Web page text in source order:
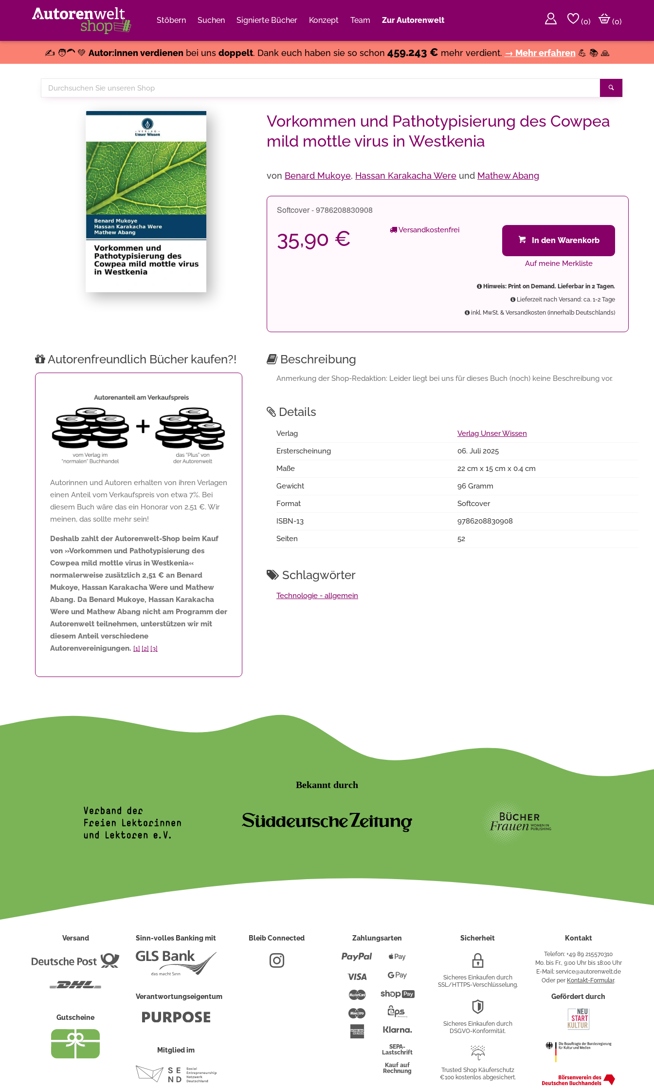
Stöbern Suchen Signierte Bücher Konzept Team Zur Autorenwelt (0)
(0)
✍️ 🧑‍🦱 💚 Autor:innen verdienenbei uns doppelt. Dank euch haben sie so schon 459.243 € mehr verdient. → Mehr erfahren 💪 📚 🙏
Durchsuchen
Sie
Vorkommen und Pathotypisierung des Cowpea
mild mottle virus in Westkenia
von Benard Mukoye, Hassan Karakacha Were und Mathew Abang
Softcover - 9786208830908
35,90 € Versandkostenfrei
In den Warenkorb
Auf meine Merkliste
Hinweis: Print on Demand. Lieferbar in 2 Tagen.
Lieferzeit nach Versand: ca. 1-2 Tage
inkl. MwSt. & Versandkosten (innerhalb Deutschlands)
Autorenfreundlich Bücher kaufen?!
Autorinnen und Autoren erhalten von ihren Verlagen
einen Anteil vom Verkaufspreis von etwa 7%. Bei
diesem Buch wäre das ein Honorar von 2,51 €. Wir
meinen, das sollte mehr sein!
Deshalb zahlt der Autorenwelt-Shop beim Kauf
von »Vorkommen und Pathotypisierung des
Cowpea mild mottle virus in Westkenia«
normalerweise zusätzlich 2,51 € an Benard
Mukoye, Hassan Karakacha Were und Mathew
Abang. Da Benard Mukoye, Hassan Karakacha
Were und Mathew Abang nicht am Programm der
Autorenwelt teilnehmen, unterstützen wir mit
diesem Anteil verschiedene
Autorenvereinigungen. [1] [2] [3]
Beschreibung
Anmerkung der Shop-Redaktion: Leider liegt bei uns für dieses Buch (noch) keine Beschreibung vor.
Details
Verlag
Verlag Unser Wissen
Ersterscheinung
06. Juli 2025
Maße
22 cm x 15 cm x 0.4 cm
Gewicht
96 Gramm
Format
Softcover
ISBN-13
9786208830908
Seiten
52
Schlagwörter
Technologie - allgemein
Bekannt durch
Versand
Deutsche
Gutscheine
Sinn-volles Banking mit
Verantwortungseigentum
Mitglied im
Bleib Connected Zahlungsarten
Paypal
Mastercard
Maestro
American
Express
Pay
PayShopify
Überweisung
SEPA-
Lastschrift
Kauf auf
Rechnung
Sicherheit
Verschlüsselung
Sicheres Einkaufen durch
SSL/HTTPS-Verschlüsselung.
Sicheres Einkaufen durch
DSGVO-Konformität.
Käuferschutz
Trusted Shop Käuferschutz
€100 kostenlos abgesichert.
Kontakt
Telefon: +49 89 215570310
Mo. bis Fr., 9:00 Uhr bis 18:00 Uhr
E-Mail: service@autorenwelt.de
Oder per Kontakt-Formular.
Gefördert durch